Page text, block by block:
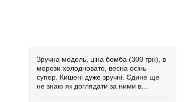
Зручна модель, ціна бомба (300 грн), в
морози холодновато, весна осінь
супер. Кишені дуже зручні. Єдине ще
не знаю як доглядати за ними в